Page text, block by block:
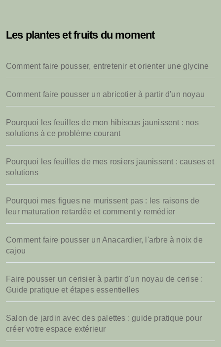
Les plantes et fruits du moment
Comment faire pousser, entretenir et orienter une glycine
Comment faire pousser un abricotier à partir d'un noyau
Pourquoi les feuilles de mon hibiscus jaunissent : nos
solutions à ce problème courant
Pourquoi les feuilles de mes rosiers jaunissent : causes et
solutions
Pourquoi mes figues ne murissent pas : les raisons de
leur maturation retardée et comment y remédier
Comment faire pousser un Anacardier, l'arbre à noix de
cajou
Faire pousser un cerisier à partir d'un noyau de cerise :
Guide pratique et étapes essentielles
Salon de jardin avec des palettes : guide pratique pour
créer votre espace extérieur